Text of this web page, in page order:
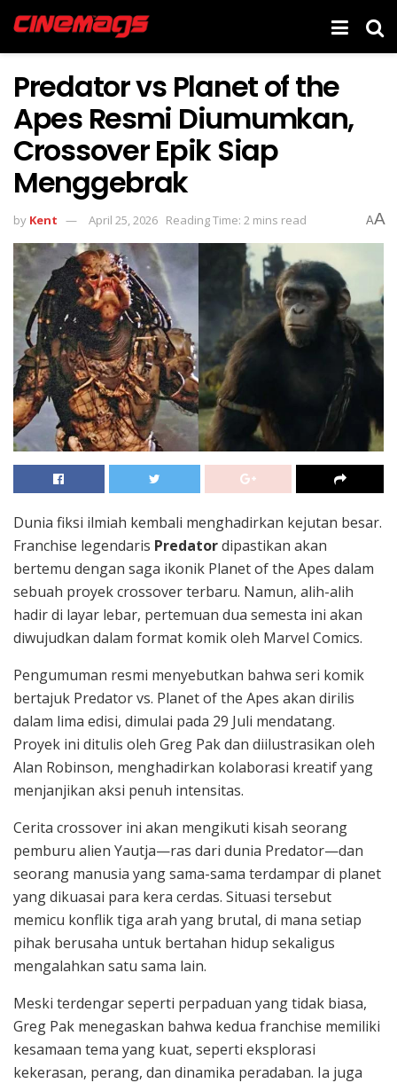
Predator vs Planet of the
Apes Resmi Diumumkan,
Crossover Epik Siap
Menggebrak
by Kent April 25, 2026 Reading Time: 2 mins read AA
Dunia fiksi ilmiah kembali menghadirkan kejutan besar.
Franchise legendaris Predatordipastikan akan
bertemu dengan saga ikonik Planet of the Apes dalam
sebuah proyek crossover terbaru. Namun, alih-alih
hadir di layar lebar, pertemuan dua semesta ini akan
diwujudkan dalam format komik oleh Marvel Comics.
Pengumuman resmi menyebutkan bahwa seri komik
bertajuk Predator vs. Planet of the Apes akan dirilis
dalam lima edisi, dimulai pada 29 Juli mendatang.
Proyek ini ditulis oleh Greg Pakdan diilustrasikan oleh
Alan Robinson, menghadirkan kolaborasi kreatif yang
menjanjikan aksi penuh intensitas.
Cerita crossover ini akan mengikuti kisah seorang
pemburu alien Yautja—ras dari dunia Predator—dan
seorang manusia yang sama-sama terdampar di planet
yang dikuasai para kera cerdas. Situasi tersebut
memicu konflik tiga arah yang brutal, di mana setiap
pihak berusaha untuk bertahan hidup sekaligus
mengalahkan satu sama lain.
Meski terdengar seperti perpaduan yang tidak biasa,
Greg Pak menegaskan bahwa kedua franchise memiliki
kesamaan tema yang kuat, seperti eksplorasi
kekerasan, perang, dan dinamika peradaban. Ia juga